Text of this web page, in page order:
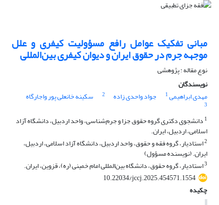
مبانی تفکیک عوامل رافع مسؤولیت کیفری و علل
موجهه جرم در حقوق ایران و دیوان کیفری بین‌المللی
نوع مقاله : پژوهشی
نویسندگان
مهدی ابراهیمی1 جواد واحدی زاده 2 سکینه خانعلی پور واجارگاه
3
1 دانشجوی دکتری گروه حقوق جزا و جرم‌شناسی، واحد اردبیل، دانشگاه آزاد
اسلامی، اردبیل، ایران.
2استادیار، گروه فقه و حقوق، واحد اردبیل، دانشگاه آزاد اسلامی، اردبیل،
ایران. (نویسنده مسؤول)
3استادیار، گروه حقوق، دانشگاه بین‌المللی امام خمینی (ره)، قزوین، ایران.
10.22034/jccj.2025.454571.1554
چکیده